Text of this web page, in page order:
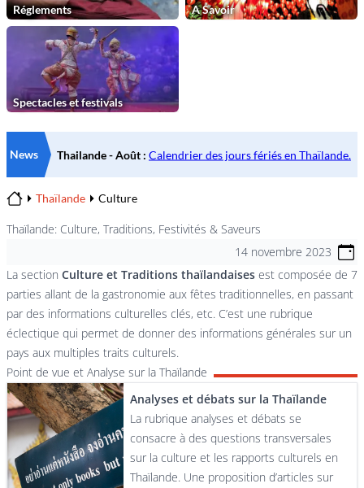
Réglements A Savoir
Spectacles et festivals
News
Thaïlande Culture
Thaïlande: Culture, Traditions, Festivités & Saveurs
14 novembre 2023
La section Culture et Traditions thaïlandaises est composée de 7
parties allant de la gastronomie aux fêtes traditionnelles, en passant
par des informations culturelles clés, etc. C’est une rubrique
éclectique qui permet de donner des informations générales sur un
pays aux multiples traits culturels.
Point de vue et Analyse sur la Thaïlande
Analyses et débats sur la Thaïlande
La rubrique analyses et débats se
consacre à des questions transversales
sur la culture et les rapports culturels en
Thaïlande. Une proposition d’articles sur